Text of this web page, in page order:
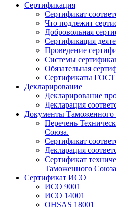
Сертификация
Сертификат
Что подлежит
Добровольная
Сертификация
Проведение
Системы
Обязательная
Сертификаты
Декларирование
Декларирование
Декларация
Документы Таможенного
Перечень
Союза.
Сертификат
Декларация
Сертификат
Таможенного Союза
Сертификат ИСО
ИСО 9001
ИСО 14001
OHSAS 18001